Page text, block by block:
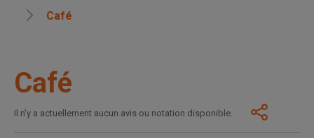
Café
Café
Il n’y a actuellement aucun avis ou notation disponible.